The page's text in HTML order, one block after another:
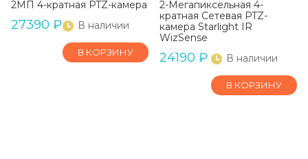
2МП 4-кратная PTZ-камера
27390 ₽ В наличии
В КОРЗИНУ
2-Мегапиксельная 4-
кратная Сетевая PTZ-
камера Starlight IR
WizSense
24190 ₽ В наличии
В КОРЗИНУ